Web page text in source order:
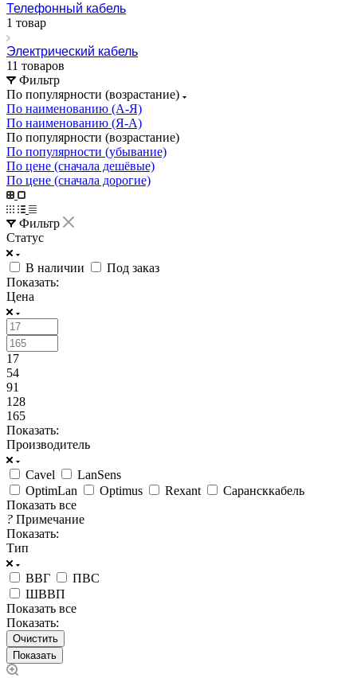
Телефонный кабель
1 товар
Электрический кабель
11 товаров
Фильтр
По популярности (возрастание)
По наименованию (А-Я)
По наименованию (Я-А)
По популярности (возрастание)
По популярности (убывание)
По цене (сначала дешёвые)
По цене (сначала дорогие)
Фильтр
Статус
В наличии
Под заказ
Показать:
Цена
17
54
91
128
165
Показать:
Производитель
Cavel
LanSens
OptimLan
Optimus Rexant
Сарансккабель
Показать все
? Примечание
Показать:
Тип
ВВГ
ПВС
ШВВП
Показать все
Показать:
Очистить